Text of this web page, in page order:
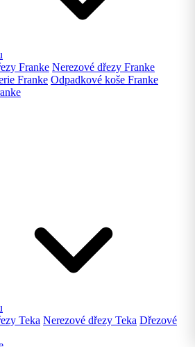
Franke Nerezové dřezy Franke
Franke Odpadkové koše Franke
Teka Nerezové dřezy Teka Dřezové